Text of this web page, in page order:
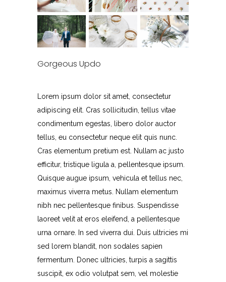
Gorgeous Updo
Lorem ipsum dolor sit amet, consectetur
adipiscing elit. Cras sollicitudin, tellus vitae
condimentum egestas, libero dolor auctor
tellus, eu consectetur neque elit quis nunc.
Cras elementum pretium est. Nullam ac justo
efficitur, tristique ligula a, pellentesque ipsum.
Quisque augue ipsum, vehicula et tellus nec,
maximus viverra metus. Nullam elementum
nibh nec pellentesque finibus. Suspendisse
laoreet velit at eros eleifend, a pellentesque
urna ornare. In sed viverra dui. Duis ultricies mi
sed lorem blandit, non sodales sapien
fermentum. Donec ultricies, turpis a sagittis
suscipit, ex odio volutpat sem, vel molestie